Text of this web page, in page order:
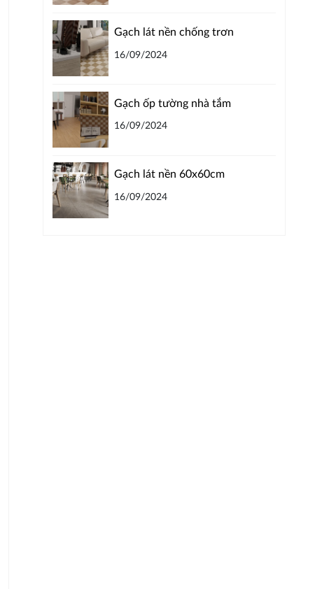
Gạch lát nền chống trơn
16/09/2024
Gạch ốp tường nhà tắm
16/09/2024
Gạch lát nền 60x60cm
16/09/2024